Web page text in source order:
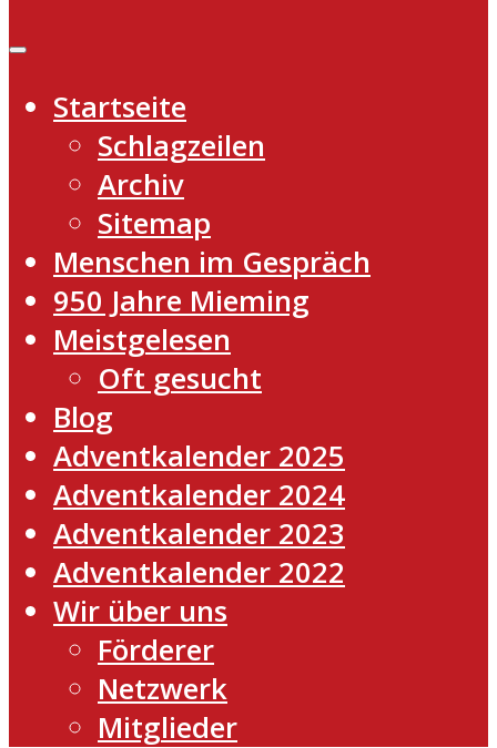
Startseite
Schlagzeilen
Archiv
Sitemap
Menschen im Gespräch
950 Jahre Mieming
Meistgelesen
Oft gesucht
Blog
Adventkalender 2025
Adventkalender 2024
Adventkalender 2023
Adventkalender 2022
Wir über uns
Förderer
Netzwerk
Mitglieder